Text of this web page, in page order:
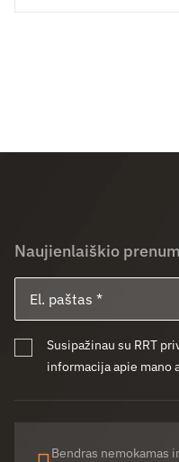
Naujienlaiškio
Susipažinau su RRT
informacija apie mano
Bendras nemokamas